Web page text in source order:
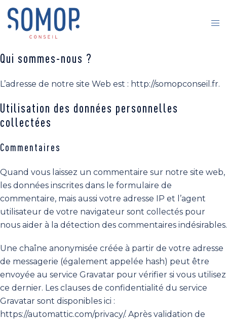
Aller
au
contenu
Qui sommes-nous ?
L’adresse de notre site Web est : http://somopconseil.fr.
Utilisation des données personnelles
collectées
Commentaires
Quand vous laissez un commentaire sur notre site web,
les données inscrites dans le formulaire de
commentaire, mais aussi votre adresse IP et l’agent
utilisateur de votre navigateur sont collectés pour
nous aider à la détection des commentaires indésirables.
Une chaîne anonymisée créée à partir de votre adresse
de messagerie (également appelée hash) peut être
envoyée au service Gravatar pour vérifier si vous utilisez
ce dernier. Les clauses de confidentialité du service
Gravatar sont disponibles ici :
https://automattic.com/privacy/. Après validation de